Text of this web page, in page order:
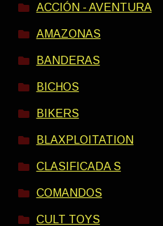
ACCIÓN - AVENTURA
AMAZONAS
BANDERAS
BICHOS
BIKERS
BLAXPLOITATION
CLASIFICADA S
COMANDOS
CULT TOYS